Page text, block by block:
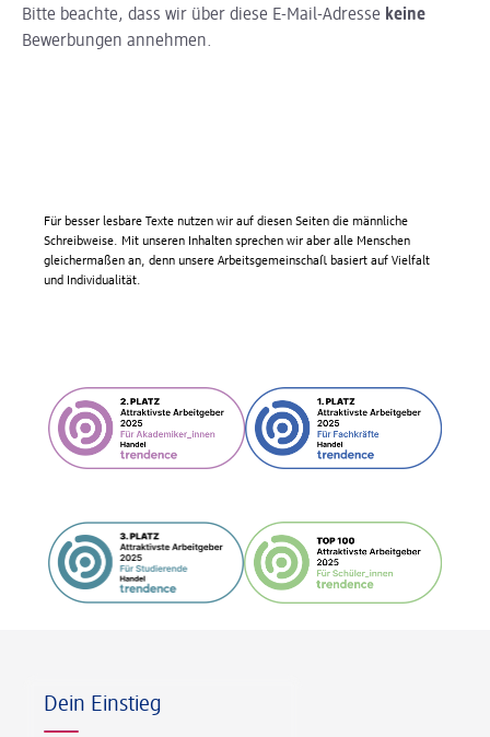
Bitte beachte, dass wir über diese E-Mail-Adresse keine
Bewerbungen annehmen.
Für besser lesbare Texte nutzen wir auf diesen Seiten die männliche
Schreibweise. Mit unseren Inhalten sprechen wir aber alle Menschen
gleichermaßen an, denn unsere Arbeitsgemeinschaft basiert auf Vielfalt
und Individualität.
Dein Einstieg